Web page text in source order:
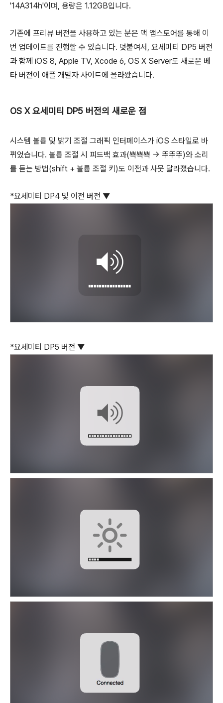
'14A314h'이며, 용량은 1.12GB입니다.
기존에 프리뷰 버전을 사용하고 있는 분은 맥 앱스토어를 통해 이
번 업데이트를 진행할 수 있습니다. 덧붙여서, 요세미티 DP5 버전
과 함께 iOS 8, Apple TV, Xcode 6, OS X Server도 새로운 베
타 버전이 애플 개발자 사이트에 올라왔습니다.
OS X 요세미티 DP5 버전의 새로운 점
시스템 볼륨 및 밝기 조절 그래픽 인터페이스가 iOS 스타일로 바
뀌었습니다. 볼륨 조절 시 피드백 효과(뾱뾱뾱 -> 뚜뚜뚜)와 소리
를 듣는 방법(shift + 볼륨 조절 키)도 이전과 사뭇 달라졌습니다.
*요세미티 DP4 및 이전 버전 ▼
*요세미티 DP5 버전 ▼